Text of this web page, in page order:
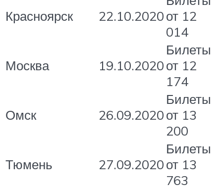
Красноярск 22.10.2020от 12
014
Москва 19.10.2020
Билеты
от 12
174
Омск 26.09.2020
Билеты
от 13
200
Тюмень 27.09.2020
Билеты
от 13
763